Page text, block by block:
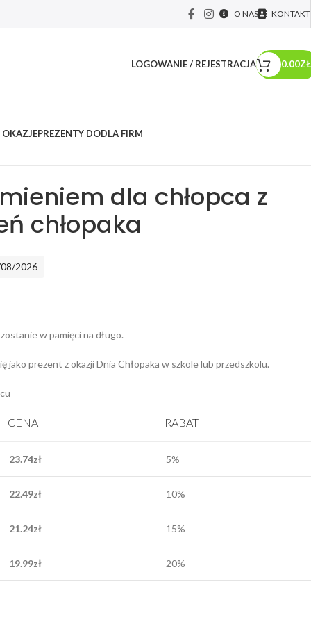
O NAS KONTAKT
LOGOWANIE / REJESTRACJA 0.00ZŁ
OKAZJEPREZENTY DODLA FIRM
dla chłopca z
chłopaka
2026
w pamięci na długo.
jako prezent z okazji Dnia Chłopaka w szkole lub przedszkolu.
CENA RABAT
23.74zł 5%
22.49zł 10%
21.24zł 15%
19.99zł 20%